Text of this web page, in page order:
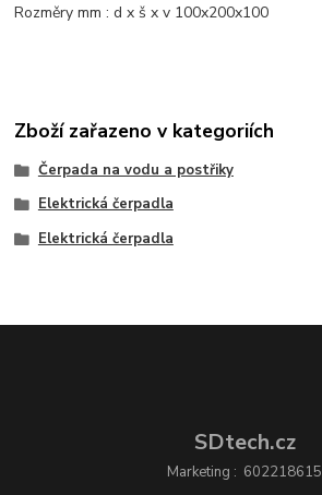
Rozměry mm : d x š x v 100x200x100
Zboží zařazeno v kategoriích
Čerpada na vodu a postřiky
Elektrická čerpadla
Elektrická čerpadla
SDtech.cz
Marketing : 602218615